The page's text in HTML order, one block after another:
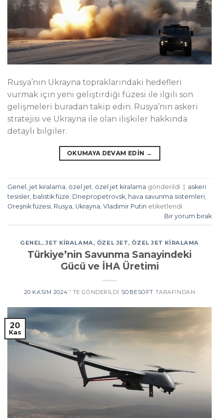
Rusya’nın Ukrayna topraklarındaki hedefleri
vurmak için yeni geliştirdiği füzesi ile ilgili son
gelişmeleri buradan takip edin. Rusya’nın askeri
stratejisi ve Ukrayna ile olan ilişkiler hakkında
detaylı bilgiler.
OKUMAYA DEVAM EDIN →
Genel jet kiralama özel jet özel jet kiralama gönderildi | askeri
tesisler balistik füze Dnepropetrovsk hava savunma sistemleri
Oreşnik füzesi Rusya Ukrayna Vladimir Putin etiketlendi
Bir yorum bırak
GENEL,JET KIRALAMA, ÖZEL JET, ÖZEL JET KIRALAMA
Türkiye’nin Savunma Sanayindeki
Gücü ve İHA Üretimi
20 KASIM 2024’' TE GÖNDERILDI SOBESOFT TARAFINDAN
20
Kas